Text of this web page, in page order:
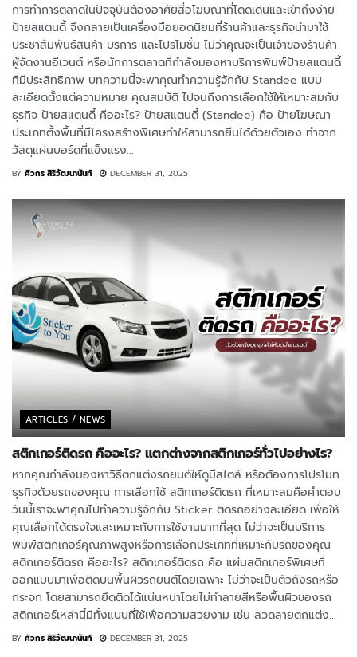
การทำการตลาดในปัจจุบันต้องอาศัยสื่อโฆษณาที่โดดเด่นและเข้าถึงง่าย
ป้ายสแตนดี้ จึงกลายเป็นเครื่องมือยอดนิยมที่ร้านค้าและธุรกิจนำมาใช้
ประชาสัมพันธ์สินค้า บริการ และโปรโมชั่น ไม่ว่าคุณจะเป็นเจ้าของร้านค้า
ผู้จัดงานอีเวนต์ หรือนักการตลาดที่กำลังมองหาบริการพิมพ์ป้ายสแตนดี้
ที่มีประสิทธิภาพ บทความนี้จะพาคุณทำความรู้จักกับ Standee แบบ
ละเอียดตั้งแต่ความหมาย คุณสมบัติ ไปจนถึงการเลือกใช้ให้เหมาะสมกับ
ธุรกิจ ป้ายสแตนดี้ คืออะไร? ป้ายสแตนดี้ (Standee) คือ ป้ายโฆษณา
ประเภทตั้งพื้นที่มีโครงสร้างพิเศษทำให้สามารถยืนได้ด้วยตัวเอง ทำจาก
วัสดุแผ่นบอร์ดที่แข็งแรง...
BY ศิวกร สิริวัฒนานันท์ DECEMBER 31, 2025
ARTICLES / NEWS
สติกเกอร์ติดรถ คืออะไร? แตกต่างจากสติกเกอร์ทั่วไปอย่างไร?
หากคุณกำลังมองหาวิธีตกแต่งรถยนต์ให้ดูมีสไตล์ หรือต้องการโปรโมท
ธุรกิจด้วยรถของคุณ การเลือกใช้ สติกเกอร์ติดรถ ที่เหมาะสมคือคำตอบ
วันนี้เราจะพาคุณไปทำความรู้จักกับ Sticker ติดรถอย่างละเอียด เพื่อให้
คุณเลือกได้ตรงใจและเหมาะกับการใช้งานมากที่สุด ไม่ว่าจะเป็นบริการ
พิมพ์สติกเกอร์คุณภาพสูงหรือการเลือกประเภทที่เหมาะกับรถของคุณ
สติกเกอร์ติดรถ คืออะไร? สติกเกอร์ติดรถ คือ แผ่นสติกเกอร์พิเศษที่
ออกแบบมาเพื่อติดบนพื้นผิวรถยนต์โดยเฉพาะ ไม่ว่าจะเป็นตัวถังรถหรือ
กระจก โดยสามารถยึดติดได้แน่นหนาโดยไม่ทำลายสีหรือพื้นผิวของรถ
สติกเกอร์เหล่านี้มีทั้งแบบที่ใช้เพื่อความสวยงาม เช่น ลวดลายตกแต่ง...
BY ศิวกร สิริวัฒนานันท์ DECEMBER 31, 2025